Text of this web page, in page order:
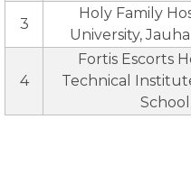
3
Holy Family
University,
4
Fortis Escorts
Technical